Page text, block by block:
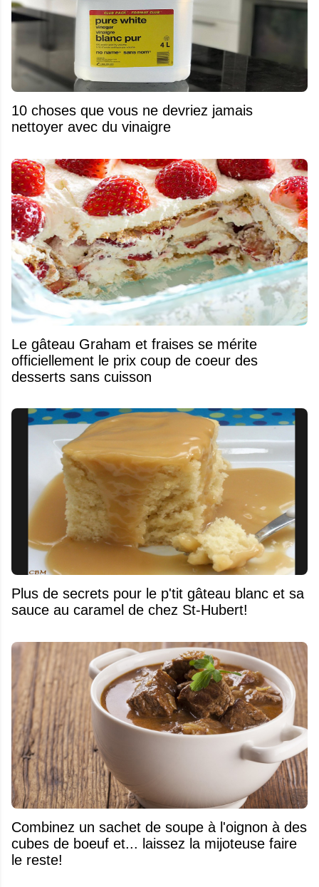
10 choses que vous ne devriez jamais
nettoyer avec du vinaigre
Le gâteau Graham et fraises se mérite
officiellement le prix coup de coeur des
desserts sans cuisson
Plus de secrets pour le p'tit gâteau blanc et sa
sauce au caramel de chez St-Hubert!
Combinez un sachet de soupe à l'oignon à des
cubes de boeuf et... laissez la mijoteuse faire
le reste!